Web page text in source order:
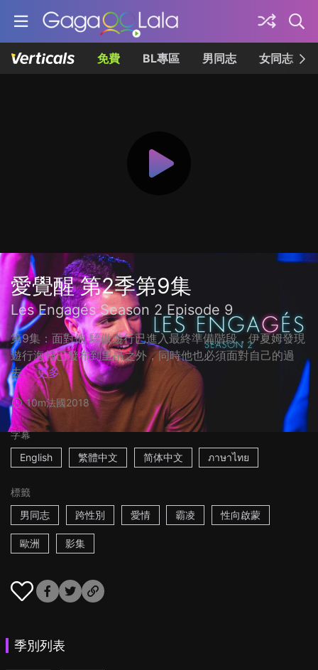
免費 BL專區 男同志 女同志
愛覺醒 第2季第9集
Les Engagés Season 2 Episode 9
第9集：面對他 驕傲遊行已進入最終準備階段，伊夏姆發現
遊行海報已發布到里昂之外，同時他也必須面對自己的過
去。 更多
10m法國2018
字幕
English
繁體中文 简体中文 ภาษาไทย
標籤
男同志
跨性別 愛情 霸凌 性向啟蒙
歐洲 影集
季別列表